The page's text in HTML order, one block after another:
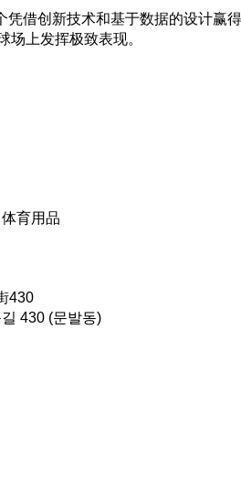
凭借创新技术和基于数据的设计赢
场上发挥极致表现。
育用品
430
430 (문발동)